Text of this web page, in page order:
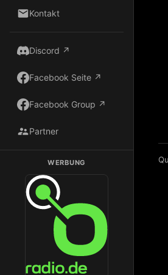
Kontakt
Discord ↗
Facebook Seite ↗
Facebook Group ↗
Partner
WERBUNG
Dark Radio auf Radio.de hören